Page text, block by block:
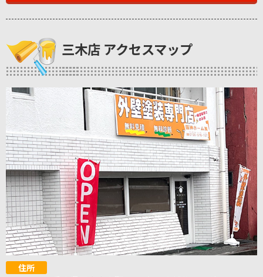
三木店 アクセスマップ
住所